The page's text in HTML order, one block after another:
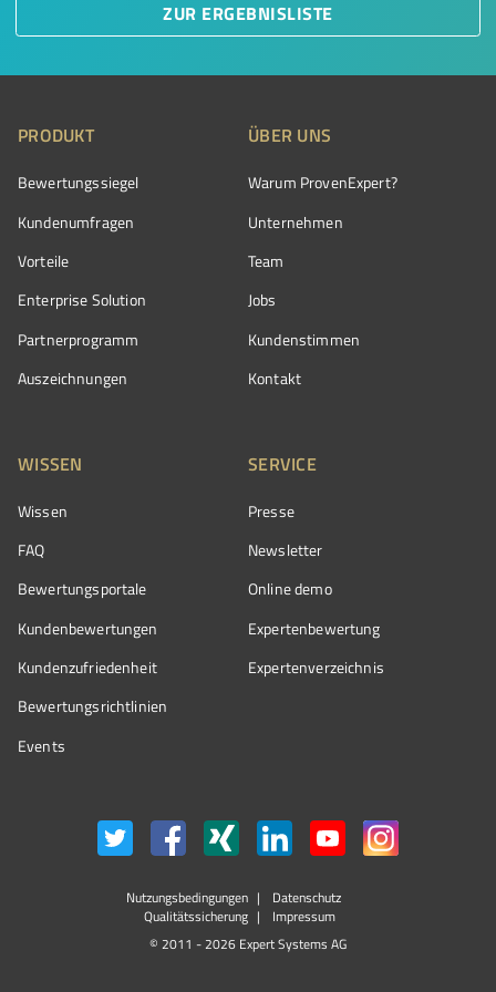
ZUR ERGEBNISLISTE
PRODUKT
Bewertungssiegel
Kundenumfragen
Vorteile
Enterprise Solution
Partnerprogramm
Auszeichnungen
ÜBER UNS
Warum ProvenExpert?
Unternehmen
Team
Jobs
Kundenstimmen
Kontakt
WISSEN
Wissen
FAQ
Bewertungsportale
Kundenbewertungen
Kundenzufriedenheit
Bewertungs­richtlinien
Events
SERVICE
Presse
Newsletter
Online demo
Expertenbewertung
Expertenverzeichnis
Nutzungsbedingungen
Datenschutz
Qualitätssicherung
Impressum
© 2011 - 2026 Expert Systems AG